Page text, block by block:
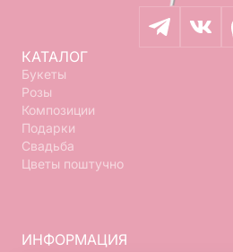
КАТАЛОГ
Букеты
Розы
Композиции
Подарки
Свадьба
Цветы поштучно
ИНФОРМАЦИЯ